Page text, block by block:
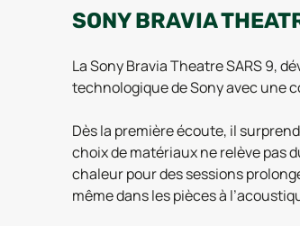
SONY BRAVIA
La Sony Bravia Theatre SARS 9,
technologique de Sony avec une
Dès la première écoute, il
choix de matériaux ne relève pas
chaleur pour des sessions
même dans les pièces à